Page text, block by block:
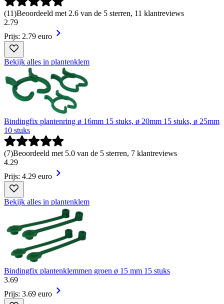
(11)Beoordeeld met 2.6 van de 5 sterren, 11 klantreviews
2.79
Prijs: 2.79 euro
Bekijk alles in plantenklem
Bindingfix plantenring ø 16mm 15 stuks, ø 20mm 15 stuks, ø 25mm
10 stuks
(7)Beoordeeld met 5.0 van de 5 sterren, 7 klantreviews
4.29
Prijs: 4.29 euro
Bekijk alles in plantenklem
Bindingfix plantenklemmen groen ø 15 mm 15 stuks
3.69
Prijs: 3.69 euro